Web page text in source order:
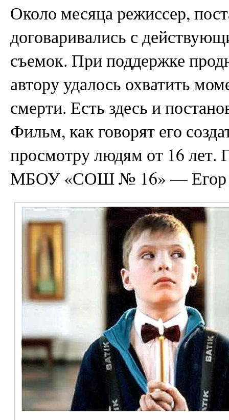
Около месяца режиссер,
договаривались с
съемок. При поддержке
автору удалось охватить
смерти. Есть здесь и
Фильм, как говорят его
просмотру людям от 16 лет.
МБОУ «СОШ № 16» — Егор